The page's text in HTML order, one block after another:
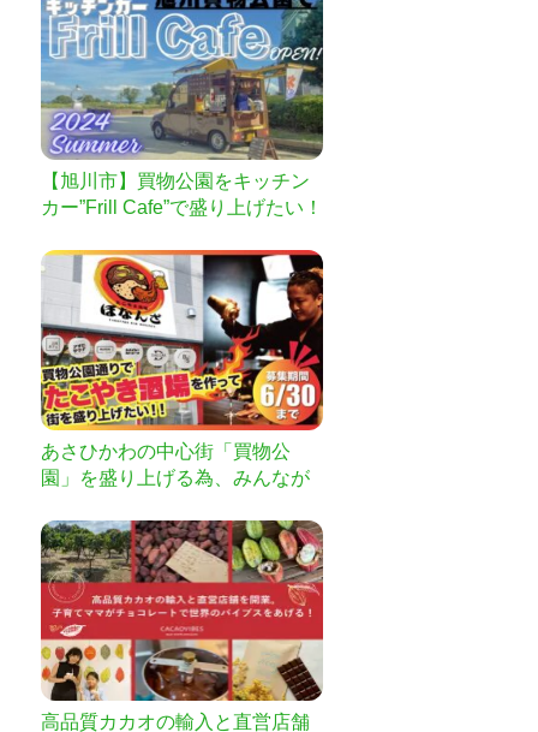
【旭川市】買物公園をキッチン
カー”Frill Cafe”で盛り上げたい！
あさひかわの中心街「買物公
園」を盛り上げる為、みんなが
たい!!
高品質カカオの輸入と直営店舗